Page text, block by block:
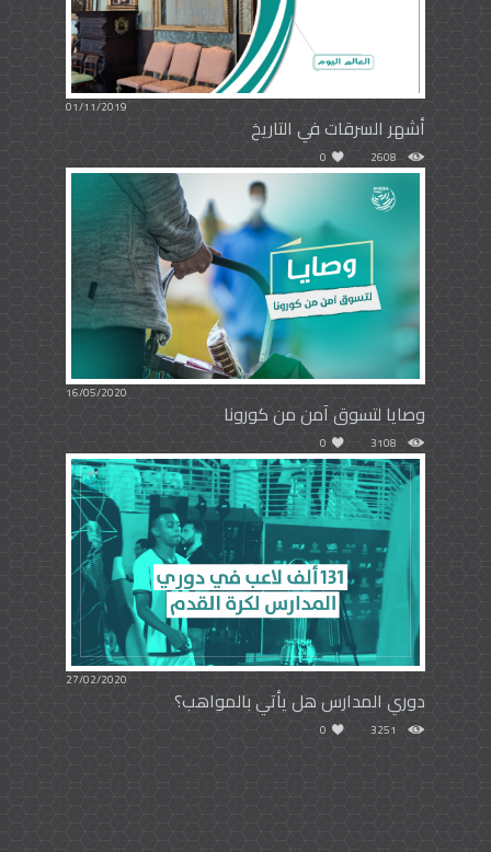
01/11/2019
أشهر السرقات في التاريخ
2608
0
16/05/2020
وصايا لتسوق آمن من كورونا
3108
0
27/02/2020
دوري المدارس هل يأتي بالمواهب؟
3251
0